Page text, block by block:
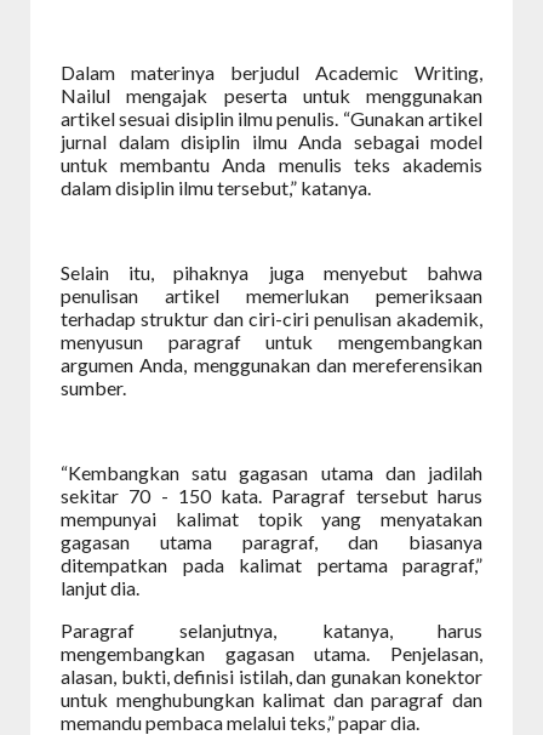
Dalam materinya berjudul Academic Writing,
Nailul mengajak peserta untuk menggunakan
artikel sesuai disiplin ilmu penulis. “Gunakan artikel
jurnal dalam disiplin ilmu Anda sebagai model
untuk membantu Anda menulis teks akademis
dalam disiplin ilmu tersebut,” katanya.
Selain itu, pihaknya juga menyebut bahwa
penulisan artikel memerlukan pemeriksaan
terhadap struktur dan ciri-ciri penulisan akademik,
menyusun paragraf untuk mengembangkan
argumen Anda, menggunakan dan mereferensikan
sumber.
“Kembangkan satu gagasan utama dan jadilah
sekitar 70 - 150 kata. Paragraf tersebut harus
mempunyai kalimat topik yang menyatakan
gagasan utama paragraf, dan biasanya
ditempatkan pada kalimat pertama paragraf,”
lanjut dia.
Paragraf selanjutnya, katanya, harus
mengembangkan gagasan utama. Penjelasan,
alasan, bukti, definisi istilah, dan gunakan konektor
untuk menghubungkan kalimat dan paragraf dan
memandu pembaca melalui teks,” papar dia.